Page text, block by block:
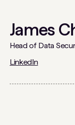
James
Head of Data
LinkedIn